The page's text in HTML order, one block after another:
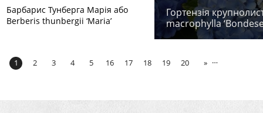
Барбарис Тунберга Марія або
Berberis thunbergii ‘Maria’
Гортензія
macrophylla
1 2 3 4 5 …
16 17 18 19 20 »